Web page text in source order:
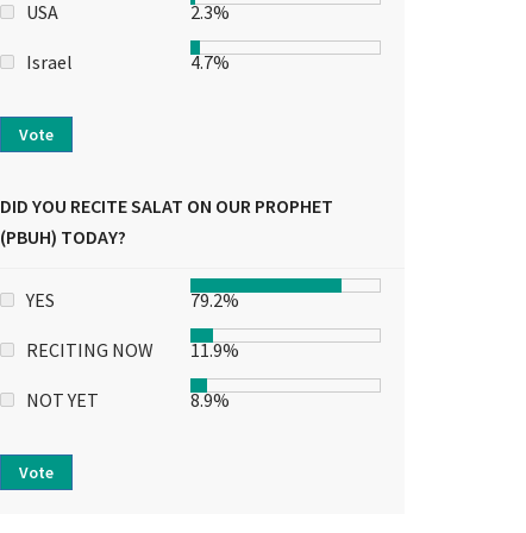
USA 2.3%
Israel 4.7%
Vote
DID YOU RECITE SALAT ON OUR PROPHET
(PBUH) TODAY?
YES 79.2%
RECITING NOW 11.9%
NOT YET 8.9%
Vote